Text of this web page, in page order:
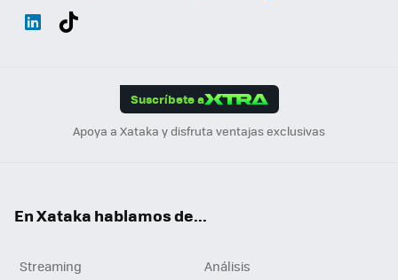
Suscríbete a
Apoya a Xataka y disfruta ventajas exclusivas
En Xataka hablamos de...
Streaming
Análisis